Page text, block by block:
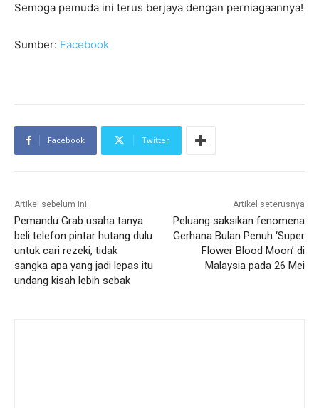
Semoga pemuda ini terus berjaya dengan perniagaannya!
Sumber: Facebook
Facebook Twitter
Artikel sebelum ini
Pemandu Grab usaha tanya
beli telefon pintar hutang dulu
untuk cari rezeki, tidak
sangka apa yang jadi lepas itu
undang kisah lebih sebak
Artikel seterusnya
Peluang saksikan fenomena
Gerhana Bulan Penuh ‘Super
Flower Blood Moon’ di
Malaysia pada 26 Mei